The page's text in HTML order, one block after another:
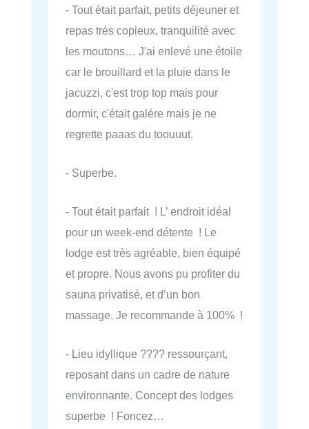
- Tout était parfait, petits déjeuner et
repas trés copieux, tranquilité avec
les moutons… J'ai enlevé une étoile
car le brouillard et la pluie dans le
jacuzzi, c'est trop top mais pour
dormir, c'était galére mais je ne
regrette paaas du toouuut.
- Superbe.
- Tout était parfait ! L’ endroit idéal
pour un week-end détente ! Le
lodge est très agréable, bien équipé
et propre. Nous avons pu profiter du
sauna privatisé, et d’un bon
massage. Je recommande à 100% !
- Lieu idyllique ???? ressourçant,
reposant dans un cadre de nature
environnante. Concept des lodges
superbe ! Foncez…